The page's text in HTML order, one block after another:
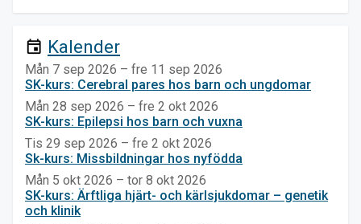
event Kalender
Mån 7 sep 2026 – fre 11 sep 2026
SK-kurs: Cerebral pares hos barn och ungdomar
Mån 28 sep 2026 – fre 2 okt 2026
SK-kurs: Epilepsi hos barn och vuxna
Tis 29 sep 2026 – fre 2 okt 2026
Sk-kurs: Missbildningar hos nyfödda
Mån 5 okt 2026 – tor 8 okt 2026
SK-kurs: Ärftliga hjärt- och kärlsjukdomar – genetik
och klinik